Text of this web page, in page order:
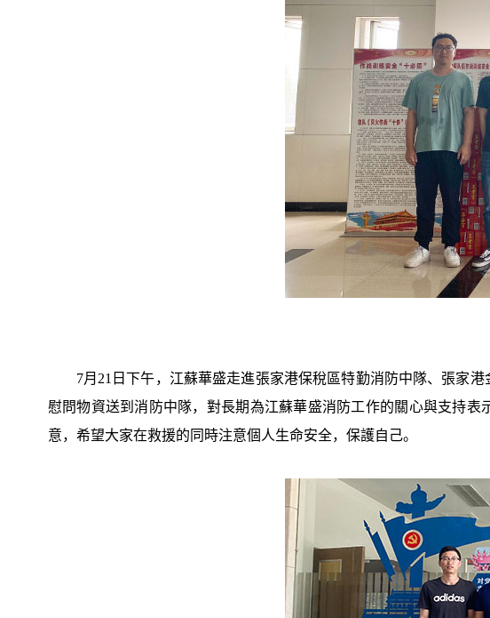
7月21日下午，江蘇華盛走進張家港保稅區特勤消防中隊、張家
慰問物資送到消防中隊，對長期為江蘇華盛消防工作的關心與支持
意，希望大家在救援的同時注意個人生命安全，保護自己。